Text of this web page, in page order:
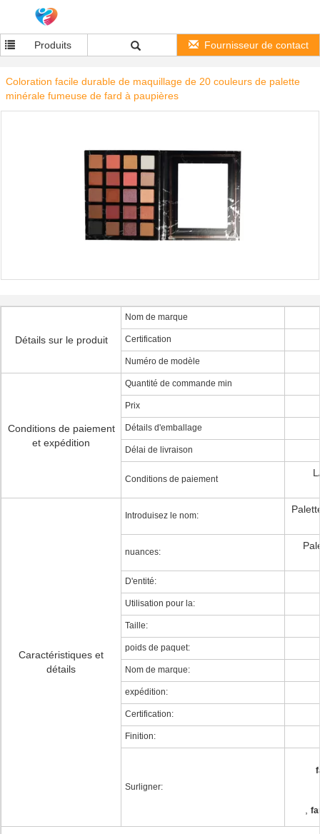
Produits Fournisseur de contact
Coloration facile durable de maquillage de 20 couleurs de palette
minérale fumeuse de fard à paupières
Détails sur le produit
Nom de marque
Certification
Numéro de modèle
Conditions de paiement
et expédition
Quantité de commande min
Prix
Détails d'emballage
Délai de livraison
Conditions de paiement
Caractéristiques et
détails
Introduisez le nom:
nuances:
D'entité:
Utilisation pour la:
Taille:
poids de paquet:
Nom de marque:
expédition:
Certification:
Finition:
Surligner: